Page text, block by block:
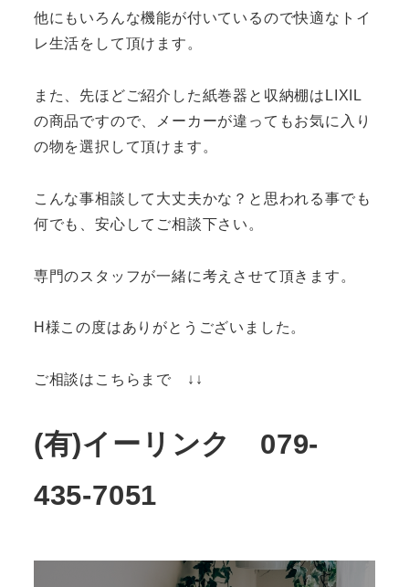
他にもいろんな機能が付いているので快適なトイ
レ生活をして頂けます。
また、先ほどご紹介した紙巻器と収納棚はLIXIL
の商品ですので、メーカーが違ってもお気に入り
の物を選択して頂けます。
こんな事相談して大丈夫かな？と思われる事でも
何でも、安心してご相談下さい。
専門のスタッフが一緒に考えさせて頂きます。
H様この度はありがとうございました。
ご相談はこちらまで ↓↓
(有)イーリンク 079-
435-7051